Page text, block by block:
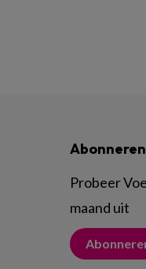
Abonneren
Probeer
maand uit